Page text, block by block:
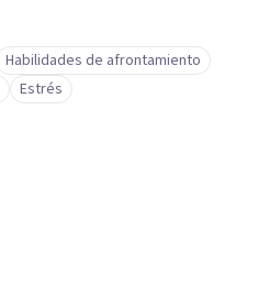
Habilidades de afrontamiento
Estrés